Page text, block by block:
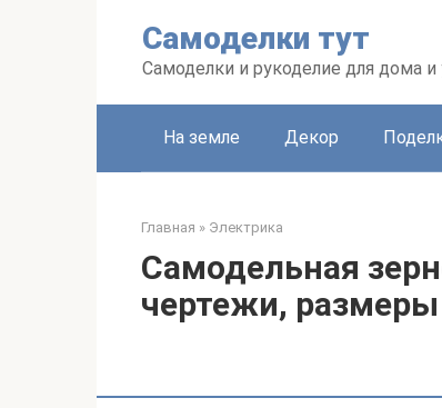
Самоделки тут
Самоделки и рукоделие для дома и
На земле Декор
Главная » Электрика
Самодельная
чертежи, размеры